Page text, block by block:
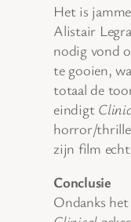
Het is
Alistair
nodig vond
te gooien,
totaal de
eindigt
horror/
zijn film
Conclusie
Ondanks